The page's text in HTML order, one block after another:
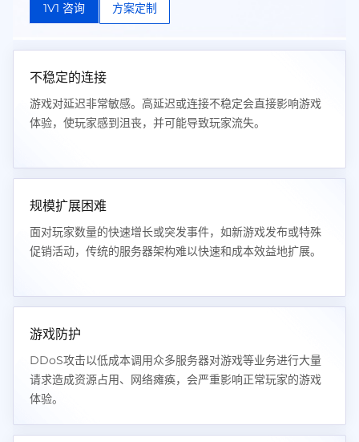
1V1 咨询 方案定制
不稳定的连接
游戏对延迟非常敏感。高延迟或连接不稳定会直接影响游戏
体验，使玩家感到沮丧，并可能导致玩家流失。
规模扩展困难
面对玩家数量的快速增长或突发事件，如新游戏发布或特殊
促销活动，传统的服务器架构难以快速和成本效益地扩展。
游戏防护
DDoS攻击以低成本调用众多服务器对游戏等业务进行大量
请求造成资源占用、网络瘫痪，会严重影响正常玩家的游戏
体验。